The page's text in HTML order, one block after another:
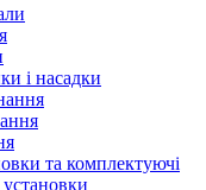
і насадки
та комплектуючі